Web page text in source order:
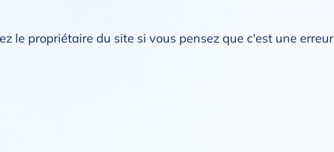
le propriétaire du site si vous pensez que c'est une erreur